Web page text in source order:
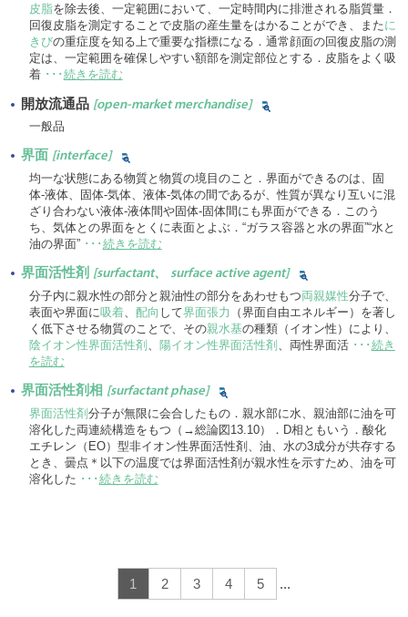
皮脂を除去後、一定範囲において、一定時間内に排泄される脂質量．
回復皮脂を測定することで皮脂の産生量をはかることができ、またに
きびの重症度を知る上で重要な指標になる．通常顔面の回復皮脂の測
定は、一定範囲を確保しやすい額部を測定部位とする．皮脂をよく吸
着 ･･･ 続きを読む
開放流通品 [open-market merchandise]
一般品
界面 [interface]
均一な状態にある物質と物質の境目のこと．界面ができるのは、固
体-液体、固体-気体、液体-気体の間であるが、性質が異なり互いに混
ざり合わない液体-液体間や固体-固体間にも界面ができる．このう
ち、気体との界面をとくに表面とよぶ．“ガラス容器と水の界面”“水と
油の界面” ･･･ 続きを読む
界面活性剤 [surfactant、 surface active agent]
分子内に親水性の部分と親油性の部分をあわせもつ両親媒性分子で、
表面や界面に 吸着、 配向 して界面張力
（界面自由エネルギー）を著し
く低下させる物質のことで、その親水基の種類（イオン性）により、
陰イオン性界面活性剤
陽イオン性界面活性剤 、両性界面活 ･･･ 続き
を読む
界面活性剤相 [surfactant phase]
界面活性剤分子が無限に会合したもの．親水部に水、親油部に油を可
溶化した両連続構造をもつ（→総論図13.10）．D相ともいう．酸化
エチレン（EO）型非イオン性界面活性剤、油、水の3成分が共存する
とき、曇点＊以下の温度では界面活性剤が親水性を示すため、油を可
溶化した ･･･ 続きを読む
1 2 3 4 5 ...